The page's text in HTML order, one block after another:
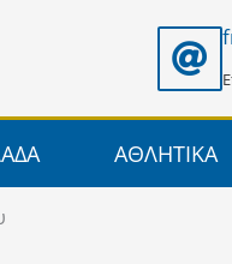
ΑΘΛΗΤΙΚΑ